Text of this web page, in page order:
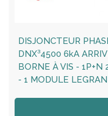
DISJONCTEUR
DNX³4500 6kA
BORNE À VIS - 1P+N
- 1 MODULE